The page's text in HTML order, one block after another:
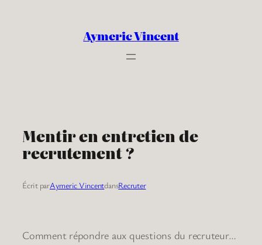
Aymeric Vincent
Mentir en entretien de
recrutement ?
Écrit parAymeric VincentdansRecruter
Comment répondre aux questions du recruteur…